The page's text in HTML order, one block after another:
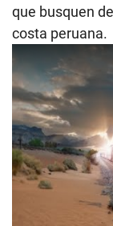
que busquen
costa peruana.